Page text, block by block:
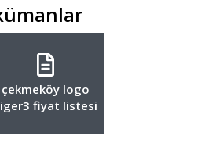
çekmeköy logo
fiyat listesi